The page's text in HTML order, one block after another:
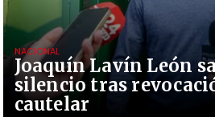
Joaquín Lavín León
silencio tras
cautelar
NACIONAL